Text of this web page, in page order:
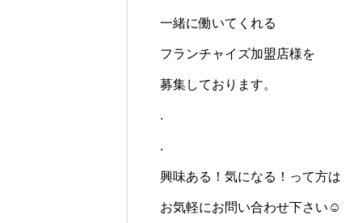
一緒に働いてくれる
フランチャイズ加盟店様を
募集しております。
.
.
興味ある！気になる！って方は
お気軽にお問い合わせ下さい☺